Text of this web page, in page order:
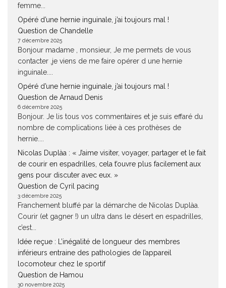
femme...
Opéré d’une hernie inguinale, j’ai toujours mal !
Question de Chandelle
7 décembre 2025
Bonjour madame , monsieur, Je me permets de vous
contacter ,je viens de me faire opérer d une hernie
inguinale....
Opéré d’une hernie inguinale, j’ai toujours mal !
Question de Arnaud Denis
6 décembre 2025
Bonjour. Je lis tous vos commentaires et je suis effaré du
nombre de complications liée à ces prothèses de
hernie....
Nicolas Duplàa : « J’aime visiter, voyager, partager et le fait
de courir en espadrilles, cela t’ouvre plus facilement aux
gens pour discuter avec eux. »
Question de Cyril pacing
3 décembre 2025
Franchement bluffé par la démarche de Nicolas Duplàa.
Courir (et gagner !) un ultra dans le désert en espadrilles,
c’est...
Idée reçue : L’inégalité de longueur des membres
inférieurs entraine des pathologies de l’appareil
locomoteur chez le sportif
Question de Hamou
30 novembre 2025